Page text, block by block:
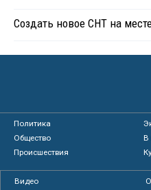
Создать новое СНТ на
Политика
Общество
В
Происшествия
Видео